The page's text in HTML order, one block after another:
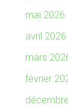
mai 2026
avril 2026
mars
février